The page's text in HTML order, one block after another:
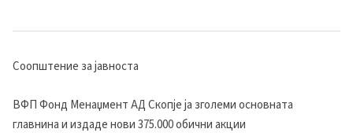
Соопштение за јавноста
ВФП Фонд Менаџмент АД Скопје ја зголеми основната
главнина и издаде нови 375.000 обични акции